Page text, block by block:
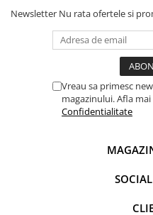
Informatii
Lavabila la 95 de grade
Nivel de fermitate: medie
Material umplutura:
tip bilute marca SuperBall
Newsletter Nu rata ofertele si
Vreau sa primesc
magazinului. Afla
Confidentialitate